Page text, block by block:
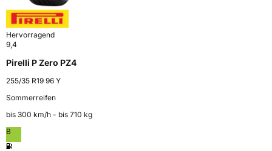
Hervorragend
9,4
Pirelli P Zero PZ4
255/35 R19 96 Y
Sommerreifen
bis 300 km⁠/⁠h - bis 710 kg
B